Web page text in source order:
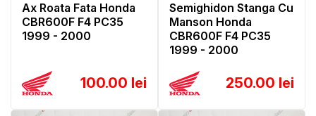
Ax Roata Fata Honda
CBR600F F4 PC35
1999 - 2000
100.00 lei
Semighidon Stanga Cu
Manson Honda
CBR600F F4 PC35
1999 - 2000
250.00 lei